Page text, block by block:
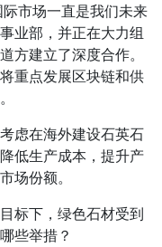
市场一直是我们未来
业部，并正在大力组
方建立了深度合作。
重点发展区块链和供
虑在海外建设石英石
低生产成本，提升产
场份额。
标下，绿色石材受到
些举措？